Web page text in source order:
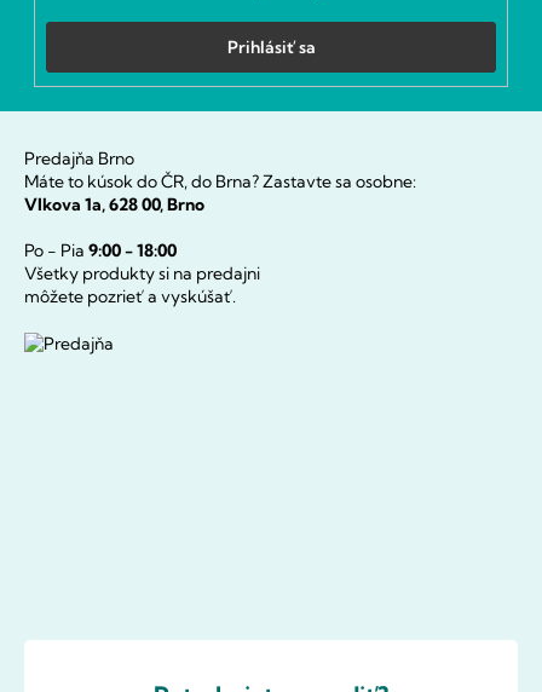
Prihlásiť sa
Predajňa Brno
Máte to kúsok do ČR, do Brna? Zastavte sa osobne:
Vlkova 1a, 628 00, Brno
Po - Pia 9:00 - 18:00
Všetky produkty si na predajni
môžete pozrieť a vyskúšať.